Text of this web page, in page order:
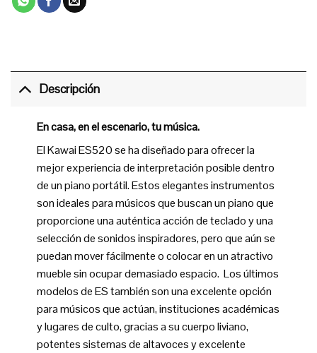
Descripción
En casa, en el escenario, tu música.
El Kawai ES520 se ha diseñado para ofrecer la
mejor experiencia de interpretación posible dentro
de un piano portátil. Estos elegantes instrumentos
son ideales para músicos que buscan un piano que
proporcione una auténtica acción de teclado y una
selección de sonidos inspiradores, pero que aún se
puedan mover fácilmente o colocar en un atractivo
mueble sin ocupar demasiado espacio. Los últimos
modelos de ES también son una excelente opción
para músicos que actúan, instituciones académicas
y lugares de culto, gracias a su cuerpo liviano,
potentes sistemas de altavoces y excelente